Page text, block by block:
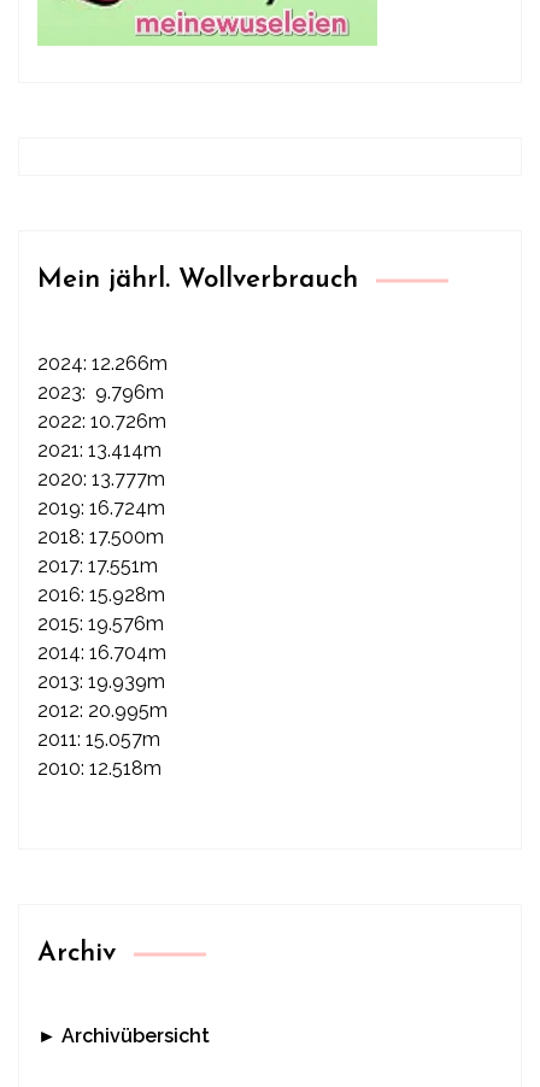
Mein jährl. Wollverbrauch
2024: 12.266m
2023: 9.796m
2022: 10.726m
2021: 13.414m
2020: 13.777m
2019: 16.724m
2018: 17.500m
2017: 17.551m
2016: 15.928m
2015: 19.576m
2014: 16.704m
2013: 19.939m
2012: 20.995m
2011: 15.057m
2010: 12.518m
Archiv
► Archivübersicht